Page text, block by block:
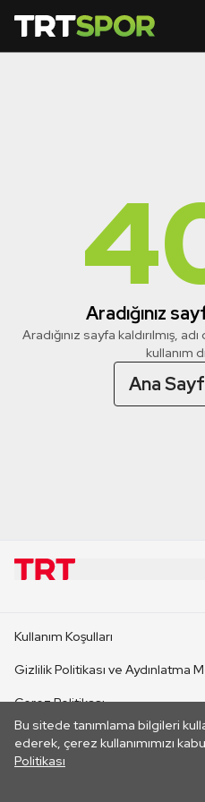
Aradığınız
Aradığınız sayfa kaldırılmış,
kullanım
Ana
Bu sitede tanımlama bilgileri
ederek, çerez kullanımımızı
Politikası
CANLI YAYINLAR
Kullanım Koşulları
Gizlilik Politikası ve Aydınlatma
Çerez Politikası
İletişim
Her hakkı saklıdır. ©2026